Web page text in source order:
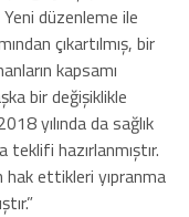
düzenleme ile
çıkartılmış, bir
kapsamı
bir değişiklikle
yılında da sağlık
teklifi hazırlanmıştır.
hak ettikleri yıpranma